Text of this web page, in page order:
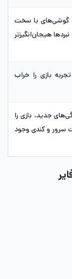
گوشی‌های با سخت
هیجان‌انگیزتر
بازی را خراب
جدید، بازی را
سرور و کندی وجود